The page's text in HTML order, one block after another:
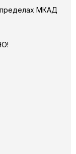
пределах МКАД